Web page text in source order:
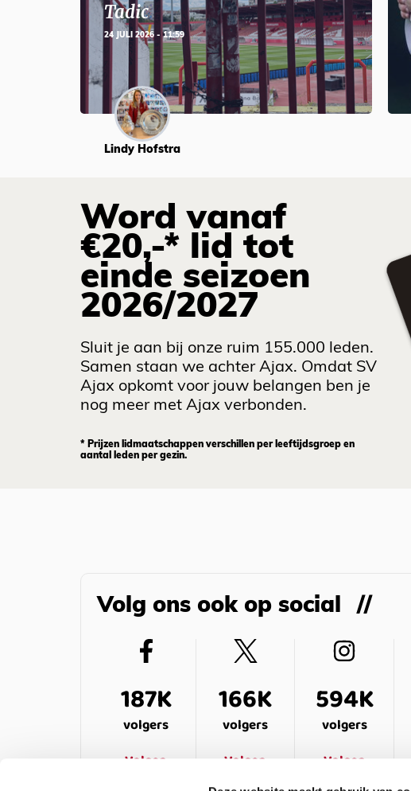
Tadic
24 JULI 2026 - 11:59
Lindy Hofstra
Word vanaf
€20,-* lid tot
einde seizoen
2026/2027
Sluit je aan bij onze ruim 155.000 leden.
Samen staan we achter Ajax. Omdat SV
Ajax opkomt voor jouw belangen ben je
nog meer met Ajax verbonden.
* Prijzen lidmaatschappen verschillen per leeftijdsgroep en
aantal leden per gezin.
Volg ons ook op social
187K
volgers
Volgen
166K
volgers
Volgen
594K
volgers
Volgen